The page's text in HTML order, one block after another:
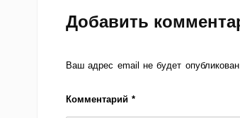
Добавить
Ваш адрес email не будет
Комментарий*